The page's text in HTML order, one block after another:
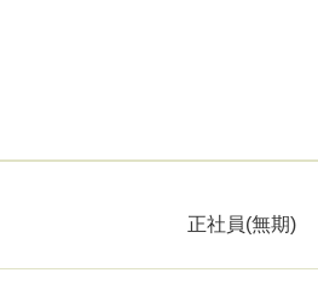
正社員(無期)